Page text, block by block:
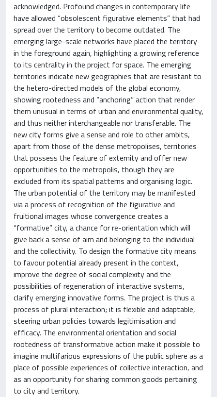
acknowledged. Profound changes in contemporary life
have allowed “obsolescent figurative elements” that had
spread over the territory to become outdated. The
emerging large-scale networks have placed the territory
in the foreground again, highlighting a growing reference
to its centrality in the project for space. The emerging
territories indicate new geographies that are resistant to
the hetero-directed models of the global economy,
showing rootedness and “anchoring” action that render
them unusual in terms of urban and environmental quality,
and thus neither interchangeable nor transferable. The
new city forms give a sense and role to other ambits,
apart from those of the dense metropolises, territories
that possess the feature of externity and offer new
opportunities to the metropolis, though they are
excluded from its spatial patterns and organising logic.
The urban potential of the territory may be manifested
via a process of recognition of the figurative and
fruitional images whose convergence creates a
“formative” city, a chance for re-orientation which will
give back a sense of aim and belonging to the individual
and the collectivity. To design the formative city means
to favour potential already present in the context,
improve the degree of social complexity and the
possibilities of regeneration of interactive systems,
clarify emerging innovative forms. The project is thus a
process of plural interaction; it is flexible and adaptable,
steering urban policies towards legitimisation and
efficacy. The environmental orientation and social
rootedness of transformative action make it possible to
imagine multifarious expressions of the public sphere as a
place of possible experiences of collective interaction, and
as an opportunity for sharing common goods pertaining
to city and territory.